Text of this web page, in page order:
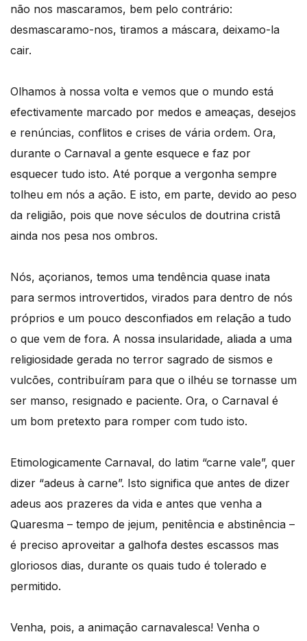
não nos mascaramos, bem pelo contrário:
desmascaramo-nos, tiramos a máscara, deixamo-la
cair.
Olhamos à nossa volta e vemos que o mundo está
efectivamente marcado por medos e ameaças, desejos
e renúncias, conflitos e crises de vária ordem. Ora,
durante o Carnaval a gente esquece e faz por
esquecer tudo isto. Até porque a vergonha sempre
tolheu em nós a ação. E isto, em parte, devido ao peso
da religião, pois que nove séculos de doutrina cristã
ainda nos pesa nos ombros.
Nós, açorianos, temos uma tendência quase inata
para sermos introvertidos, virados para dentro de nós
próprios e um pouco desconfiados em relação a tudo
o que vem de fora. A nossa insularidade, aliada a uma
religiosidade gerada no terror sagrado de sismos e
vulcões, contribuíram para que o ilhéu se tornasse um
ser manso, resignado e paciente. Ora, o Carnaval é
um bom pretexto para romper com tudo isto.
Etimologicamente Carnaval, do latim “carne vale”, quer
dizer “adeus à carne”. Isto significa que antes de dizer
adeus aos prazeres da vida e antes que venha a
Quaresma – tempo de jejum, penitência e abstinência –
é preciso aproveitar a galhofa destes escassos mas
gloriosos dias, durante os quais tudo é tolerado e
permitido.
Venha, pois, a animação carnavalesca! Venha o